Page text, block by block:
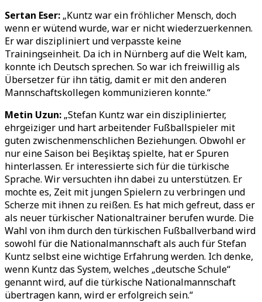
Sertan Eser: „Kuntz war ein fröhlicher Mensch, doch
wenn er wütend wurde, war er nicht wiederzuerkennen.
Er war diszipliniert und verpasste keine
Trainingseinheit. Da ich in Nürnberg auf die Welt kam,
konnte ich Deutsch sprechen. So war ich freiwillig als
Übersetzer für ihn tätig, damit er mit den anderen
Mannschaftskollegen kommunizieren konnte.“
Metin Uzun: „Stefan Kuntz war ein disziplinierter,
ehrgeiziger und hart arbeitender Fußballspieler mit
guten zwischenmenschlichen Beziehungen. Obwohl er
nur eine Saison bei Beşiktaş spielte, hat er Spuren
hinterlassen. Er interessierte sich für die türkische
Sprache. Wir versuchten ihn dabei zu unterstützen. Er
mochte es, Zeit mit jungen Spielern zu verbringen und
Scherze mit ihnen zu reißen. Es hat mich gefreut, dass er
als neuer türkischer Nationaltrainer berufen wurde. Die
Wahl von ihm durch den türkischen Fußballverband wird
sowohl für die Nationalmannschaft als auch für Stefan
Kuntz selbst eine wichtige Erfahrung werden. Ich denke,
wenn Kuntz das System, welches „deutsche Schule“
genannt wird, auf die türkische Nationalmannschaft
übertragen kann, wird er erfolgreich sein.“